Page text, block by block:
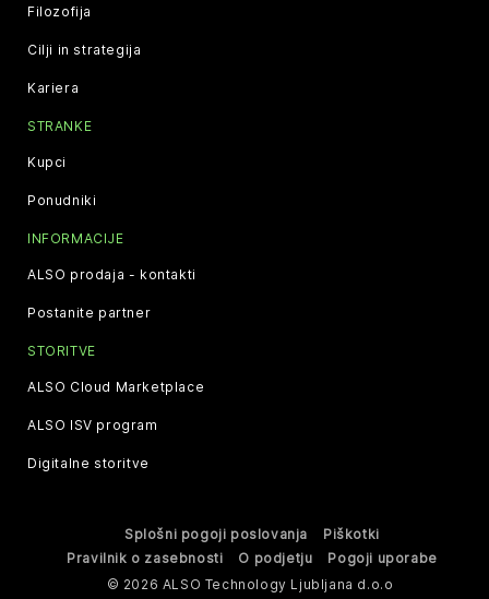
Filozofija
Cilji in strategija
Kariera
STRANKE
Kupci
Ponudniki
INFORMACIJE
ALSO prodaja - kontakti
Postanite partner
STORITVE
ALSO Cloud Marketplace
ALSO ISV program
Digitalne storitve
Splošni pogoji poslovanja
Piškotki
Pravilnik o zasebnosti
O podjetju
Pogoji uporabe
© 2026 ALSO Technology Ljubljana d.o.o